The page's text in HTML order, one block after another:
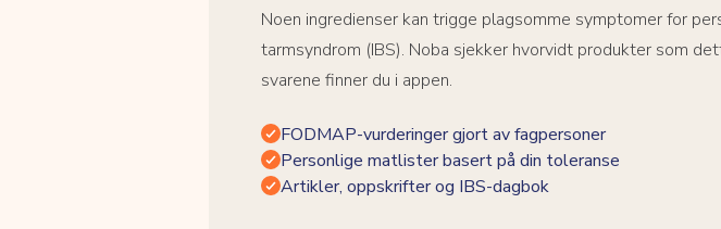
Noen ingredienser kan trigge plagsomme symptomer for
tarmsyndrom (IBS). Noba sjekker hvorvidt produkter som
svarene finner du i appen.
FODMAP-vurderinger gjort av fagpersoner
Personlige matlister basert på din toleranse
Artikler, oppskrifter og IBS-dagbok